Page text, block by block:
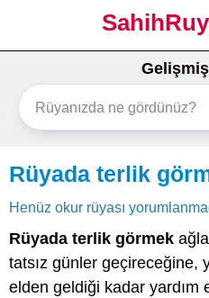
Rüyada terlik
Henüz okur rüyası
Rüyada terlik görmek
tatsız günler geçireceğine,
elden geldiği kadar yardım